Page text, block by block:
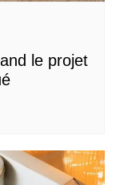
le projet